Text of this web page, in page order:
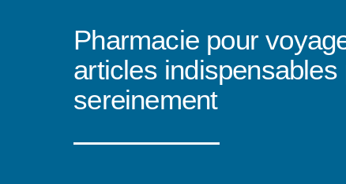
Pharmacie pour
articles indispensables
sereinement